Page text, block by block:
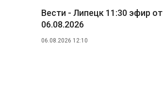
Вести - Липецк 11:30 эфир от
06.08.2026
06.08.2026 12:10